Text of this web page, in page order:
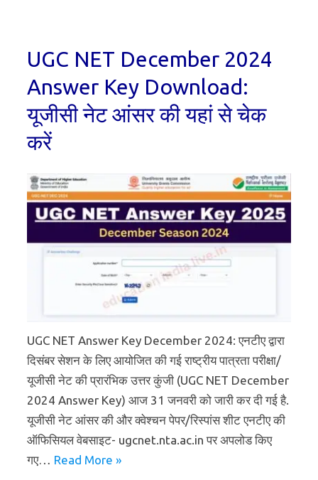
UGC NET December 2024
Answer Key Download:
यूजीसी नेट आंसर की यहां से चेक
करें
UGC NET Answer Key December 2024: एनटीए द्वारा
दिसंबर सेशन के लिए आयोजित की गई राष्ट्रीय पात्रता परीक्षा/
यूजीसी नेट की प्रारंभिक उत्तर कुंजी (UGC NET December
2024 Answer Key) आज 31 जनवरी को जारी कर दी गई है.
यूजीसी नेट आंसर की और क्वेश्चन पेपर/रिस्पांस शीट एनटीए की
ऑफिसियल वेबसाइट- ugcnet.nta.ac.in पर अपलोड किए
गए… Read More »